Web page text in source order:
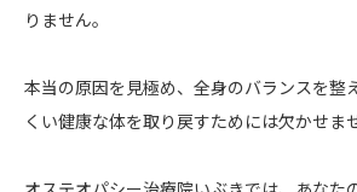
りません。
本当の原因を見極め、全身のバランスを整
くい健康な体を取り戻すためには欠かせま